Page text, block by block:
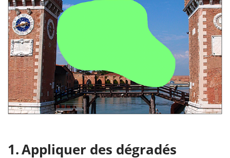
Appliquer des dégradés